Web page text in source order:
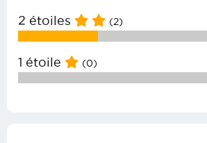
2 étoiles (2)
1 étoile (0)